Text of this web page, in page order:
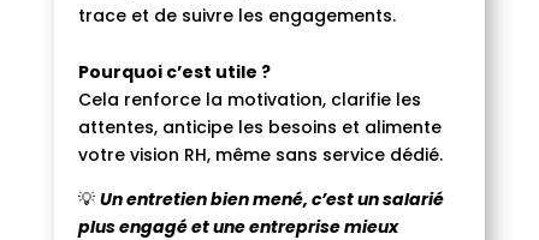
trace et de suivre les engagements.
Pourquoi c’est utile ?
Cela renforce la motivation, clarifie les
attentes, anticipe les besoins et alimente
votre vision RH, même sans service dédié.
💡 Un entretien bien mené, c’est un salarié
plus engagé et une entreprise mieux